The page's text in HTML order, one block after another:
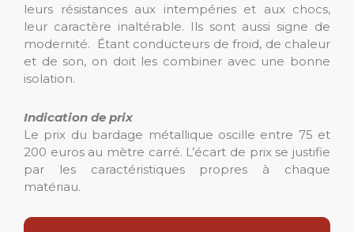
leurs résistances aux intempéries et aux chocs,
leur caractère inaltérable. Ils sont aussi signe de
modernité. Étant conducteurs de froid, de chaleur
et de son, on doit les combiner avec une bonne
isolation.
Indication de prix
Le prix du bardage métallique oscille entre 75 et
200 euros au mètre carré. L’écart de prix se justifie
par les caractéristiques propres à chaque
matériau.